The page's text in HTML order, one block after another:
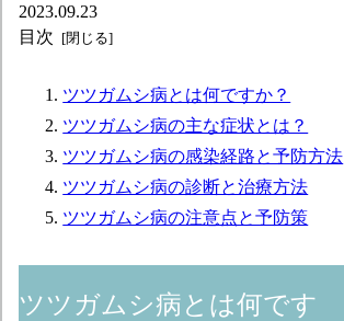
2023.09.23
目次
ツツガムシ病とは何ですか？
ツツガムシ病の主な症状とは？
ツツガムシ病の感染経路と予防方法
ツツガムシ病の診断と治療方法
ツツガムシ病の注意点と予防策
ツツガムシ病とは何です